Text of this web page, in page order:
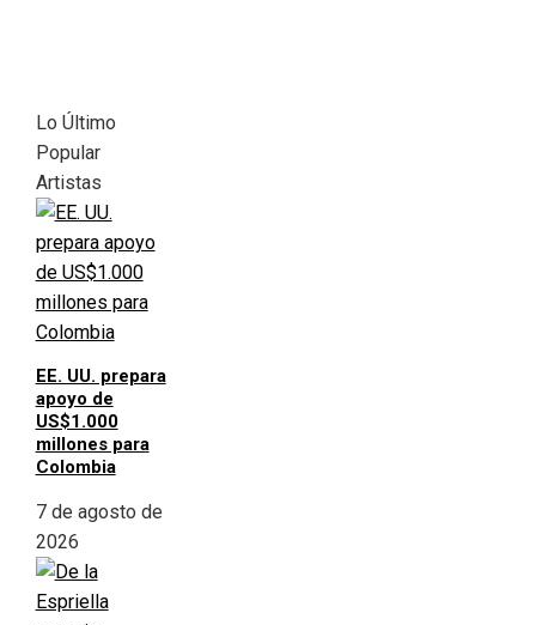
Lo Último
Popular
Artistas
EE. UU. prepara
apoyo de
US$1.000
millones para
Colombia
7 de agosto de
2026